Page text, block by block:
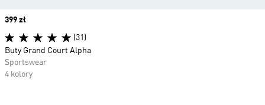
Price
399 zł
(31)
Buty Grand Court Alpha
Sportswear
4 kolory